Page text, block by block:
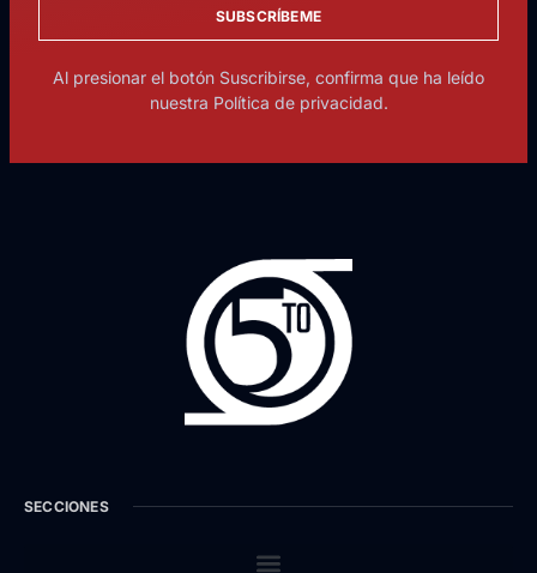
SUBSCRÍBEME
Al presionar el botón Suscribirse, confirma que ha leído
nuestra Política de privacidad.
SECCIONES